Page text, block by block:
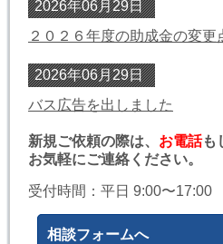
2026年06月29日
２０２６年度の助成金の変更
2026年06月29日
バス広告を出しました
新規ご依頼の際は、 お電話も
お気軽にご連絡ください。
受付時間：平日 9:00〜17:00
相談フォームへ